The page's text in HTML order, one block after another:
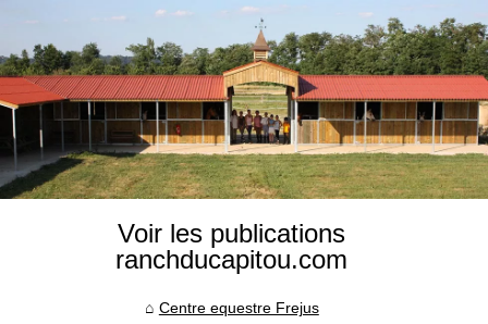
Voir les publications
ranchducapitou.com
Centre equestre Frejus